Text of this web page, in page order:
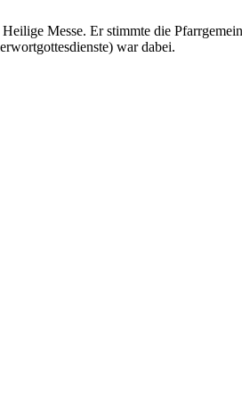
Messe. Er stimmte die
war dabei.